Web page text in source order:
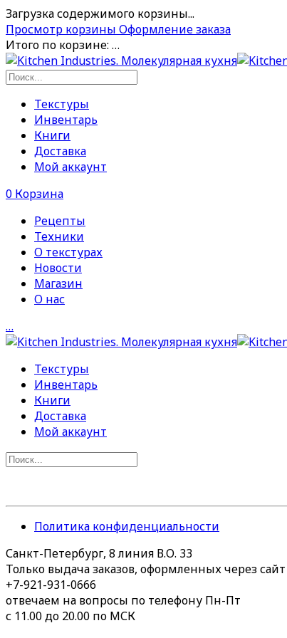
Загрузка содержимого корзины...
Просмотр корзины Оформление заказа
Итого по корзине: …
Текстуры
Инвентарь
Книги
Доставка
Мой аккаунт
0 Корзина
Рецепты
Техники
О текстурах
Новости
Магазин
О нас
…
Текстуры
Инвентарь
Книги
Доставка
Мой аккаунт
Политика конфиденциальности
Санкт-Петербург, 8 линия В.О. 33
Только выдача заказов, оформленных через сайт
+7-921-931-0666
отвечаем на вопросы по телефону Пн-Пт
с 11.00 до 20.00 по МСК